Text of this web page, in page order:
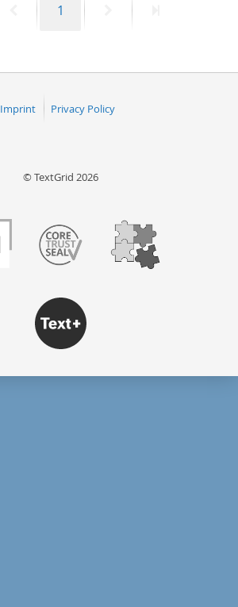
PreviousPage
1
Imprint Privacy Policy
© TextGrid 2026